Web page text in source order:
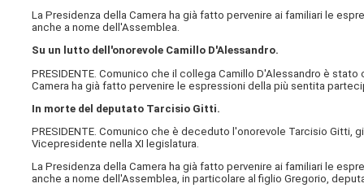
La Presidenza della Camera ha già fatto pervenire ai familiari le
anche a nome dell'Assemblea.
Su un lutto dell'onorevole Camillo D'Alessandro.
PRESIDENTE. Comunico che il collega Camillo D'Alessandro è
Camera ha già fatto pervenire le espressioni della più sentita
In morte del deputato Tarcisio Gitti.
PRESIDENTE. Comunico che è deceduto l'onorevole Tarcisio Gitti,
Vicepresidente nella XI legislatura.
La Presidenza della Camera ha già fatto pervenire ai familiari le
anche a nome dell'Assemblea, in particolare al figlio Gregorio,